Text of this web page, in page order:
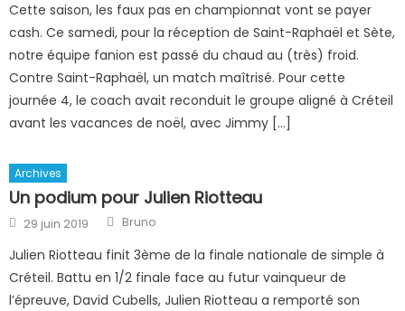
Cette saison, les faux pas en championnat vont se payer
cash. Ce samedi, pour la réception de Saint-Raphaël et Sète,
notre équipe fanion est passé du chaud au (très) froid.
Contre Saint-Raphaël, un match maîtrisé. Pour cette
journée 4, le coach avait reconduit le groupe aligné à Créteil
avant les vacances de noël, avec Jimmy […]
Archives
Un podium pour Julien Riotteau
Posted
on
29 juin 2019 Author
Bruno
Julien Riotteau finit 3ème de la finale nationale de simple à
Créteil. Battu en 1/2 finale face au futur vainqueur de
l’épreuve, David Cubells, Julien Riotteau a remporté son